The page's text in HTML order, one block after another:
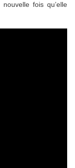
fois qu’elle